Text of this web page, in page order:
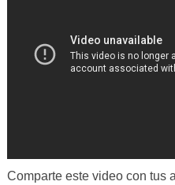
Comparte este video con tus